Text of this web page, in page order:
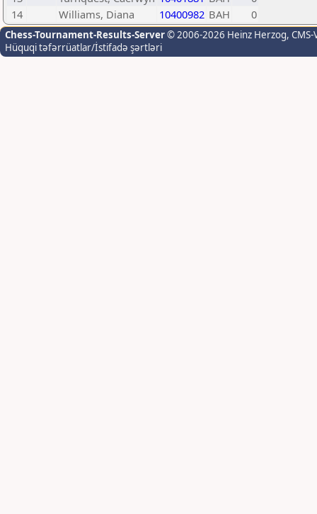
14
Williams, Diana 10400982 BAH 0
Chess-Tournament-Results-Server© 2006-2026 Heinz Herzog,
Hüquqi təfərrüatlar/İstifadə şərtləri